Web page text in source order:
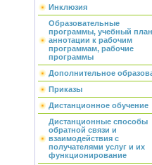
Инклюзия
Образовательные
программы, учебный
аннотации к рабочим
программам, рабочие
программы
Дополнительное
Приказы
Дистанционное обучение
Дистанционные способы
обратной связи и
взаимодействия с
получателями услуг и их
функционирование